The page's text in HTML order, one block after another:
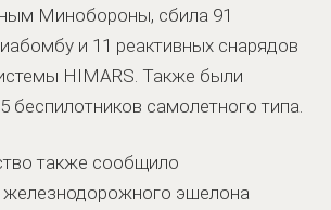
Минобороны, сбила 91
и 11 реактивных снарядов
HIMARS. Также были
беспилотников самолетного типа.
также сообщило
железнодорожного эшелона